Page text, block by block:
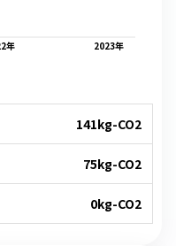
年 2023年
141kg-CO2
75kg-CO2
0kg-CO2